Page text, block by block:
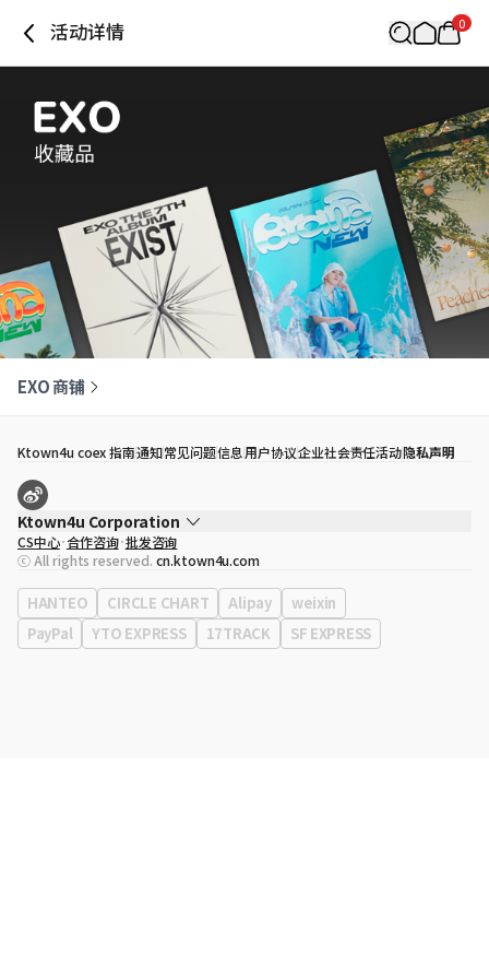
活动详情 0
EXO 商铺
Ktown4u coex 指南通知常见问题信息用户协议企业社会责任活动隐私声明
Ktown4u Corporation
代表
宋効珉
营业执照 120-87-71116
公司地址 首尔特别市 江南区 岭东大路 513号 3楼 （三成洞， coex)
CS中心 合作咨询 批发咨询
ⓒ All rights reserved. cn.ktown4u.com
HANTEO CIRCLE CHART Alipay
weixin
PayPal
YTO EXPRESS 17TRACK SF EXPRESS